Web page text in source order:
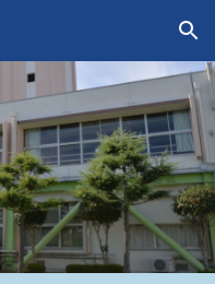
Skip to navigation